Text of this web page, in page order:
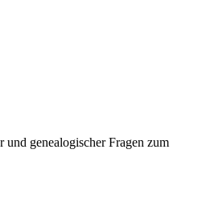
genealogischer Fragen zum